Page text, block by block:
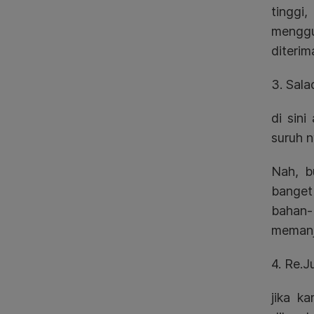
3.
di sini
suruh
Nah,
4.
jika